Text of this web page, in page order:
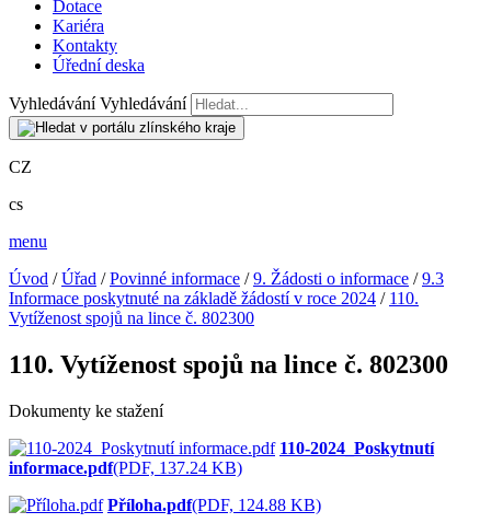
Dotace
Kariéra
Kontakty
Úřední deska
Vyhledávání Vyhledávání
CZ
cs
menu
Úvod /Úřad /Povinné informace /9. Žádosti o informace /9.3
Informace poskytnuté na základě žádostí v roce 2024 / 110.
Vytíženost spojů na lince č. 802300
110. Vytíženost spojů na lince č. 802300
Dokumenty ke stažení
110-2024_Poskytnutí
informace.pdf(PDF, 137.24 KB)
Příloha.pdf(PDF, 124.88 KB)